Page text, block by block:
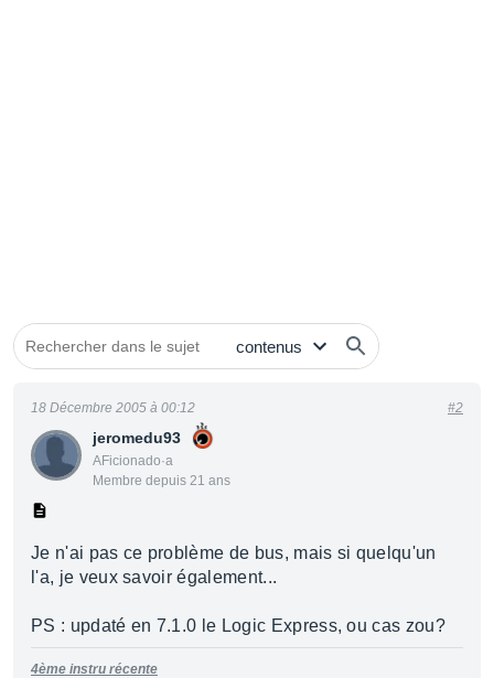
jeromedu93
AFicionado·a
Membre depuis 21 ans
18 Décembre 2005 à 00:12 #2
Je n'ai pas ce problème de bus, mais si quelqu'un
l'a, je veux savoir également...
PS : updaté en 7.1.0 le Logic Express, ou cas zou?
4ème instru récente